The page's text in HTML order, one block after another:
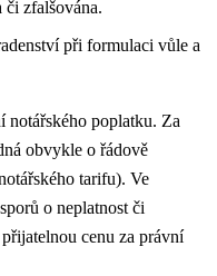
či zfalšována.
při formulaci vůle a
notářského poplatku. Za
obvykle o řádově
tarifu). Ve
o neplatnost či
cenu za právní